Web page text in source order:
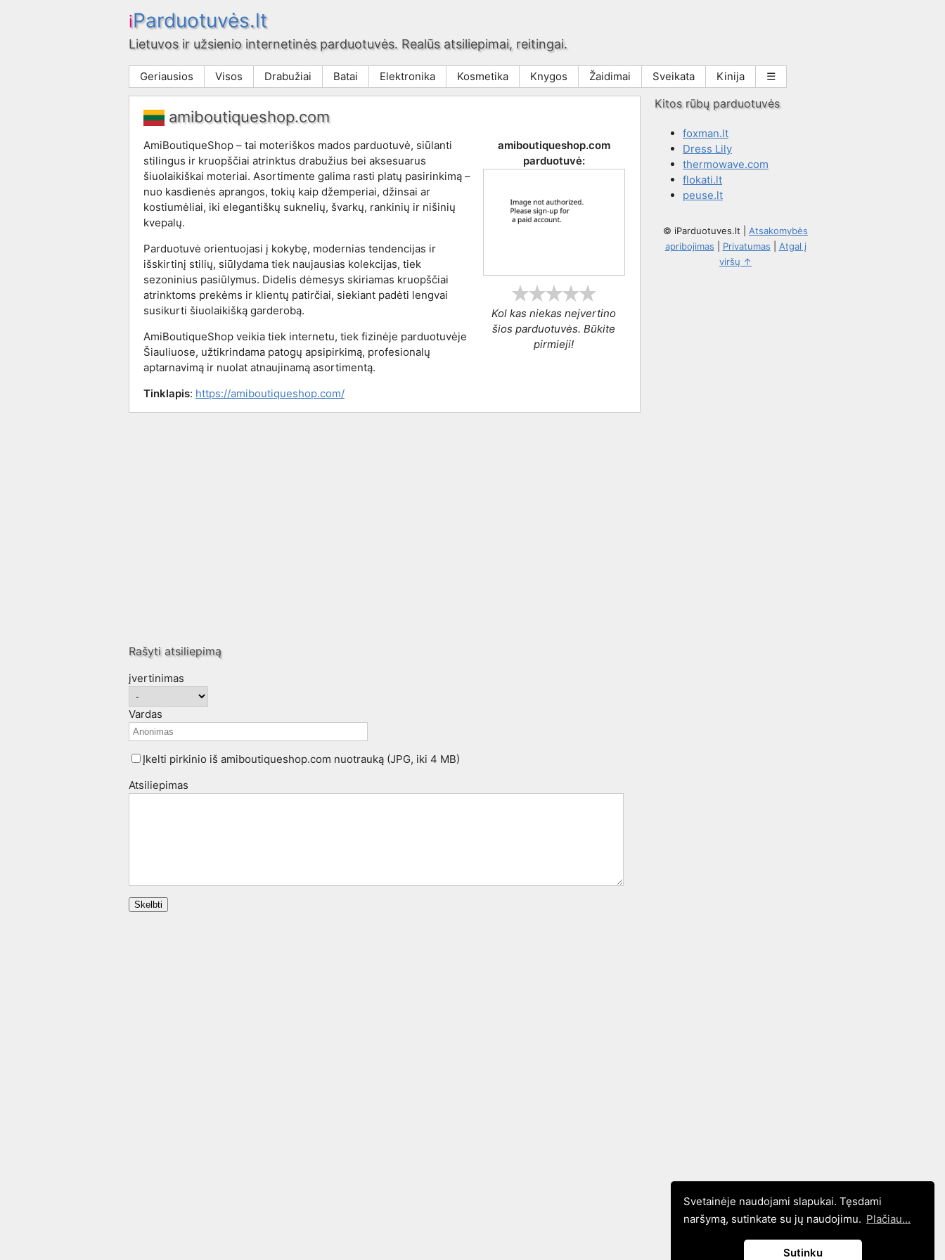
Svetainėje naudojami slapukai. Tęsdami
naršymą, sutinkate su jų naudojimu. Plačiau...
Sutinku
iParduotuvės.lt
Lietuvos ir užsienio internetinės parduotuvės. Realūs atsiliepimai, reitingai.
Geriausios Visos Drabužiai Batai Elektronika Kosmetika Knygos Žaidimai Sveikata Kinija ☰
amiboutiqueshop.com
amiboutiqueshop.com
parduotuvė:
Kol kas niekas neįvertino
šios parduotuvės. Būkite
pirmieji!
AmiBoutiqueShop – tai moteriškos mados parduotuvė, siūlanti
stilingus ir kruopščiai atrinktus drabužius bei aksesuarus
šiuolaikiškai moteriai. Asortimente galima rasti platų pasirinkimą –
nuo kasdienės aprangos, tokių kaip džemperiai, džinsai ar
kostiumėliai, iki elegantiškų suknelių, švarkų, rankinių ir nišinių
kvepalų.
Parduotuvė orientuojasi į kokybę, modernias tendencijas ir
išskirtinį stilių, siūlydama tiek naujausias kolekcijas, tiek
sezoninius pasiūlymus. Didelis dėmesys skiriamas kruopščiai
atrinktoms prekėms ir klientų patirčiai, siekiant padėti lengvai
susikurti šiuolaikišką garderobą.
AmiBoutiqueShop veikia tiek internetu, tiek fizinėje parduotuvėje
Šiauliuose, užtikrindama patogų apsipirkimą, profesionalų
aptarnavimą ir nuolat atnaujinamą asortimentą.
Tinklapis: https://amiboutiqueshop.com/
Rašyti atsiliepimą
įvertinimas
Vardas
Įkelti pirkinio iš amiboutiqueshop.com nuotrauką (JPG, iki 4 MB)
Atsiliepimas
Kitos rūbų parduotuvės
foxman.lt
Dress Lily
thermowave.com
flokati.lt
peuse.lt
© iParduotuves.lt
Atsakomybės
apribojimas
Privatumas
Atgal į
viršų ↑